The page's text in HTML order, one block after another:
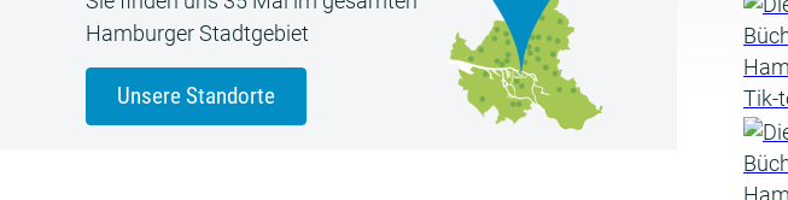
Hamburger Stadtgebiet
Unsere Standorte